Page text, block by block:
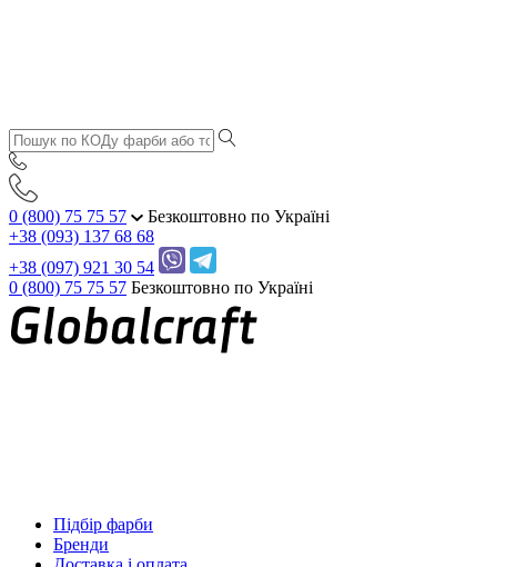
0 (800) 75 75 57
Безкоштовно по Україні
+38 (093) 137 68 68
+38 (097) 921 30 54
0 (800) 75 75 57 Безкоштовно по Україні
Підбір фарби
Бренди